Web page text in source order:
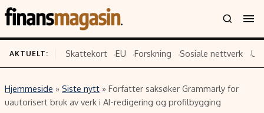
Innhold Emner
AKTUELT: Skattekort EU Forskning Sosiale nettverk
Hjemmeside » Siste nytt » Forfatter saksøker Grammarly for
uautorisert bruk av verk i AI-redigering og profilbygging